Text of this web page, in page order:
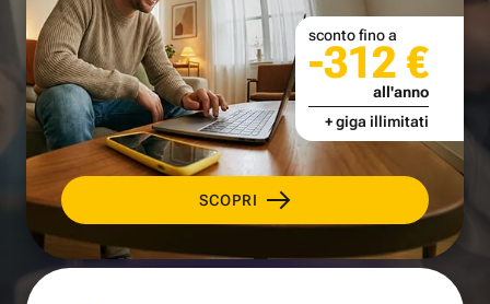
SCOPRI
sconto fino a
-312 €
all'anno
+ giga illimitati